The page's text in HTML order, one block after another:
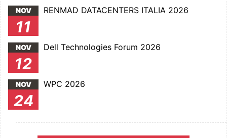
NOV
11
RENMAD DATACENTERS ITALIA 2026
NOV
12
Dell Technologies Forum 2026
NOV
24
WPC 2026